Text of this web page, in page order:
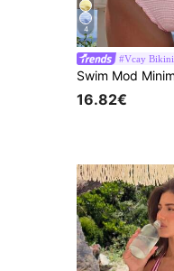
4
#Vcay Bikini
16.82€